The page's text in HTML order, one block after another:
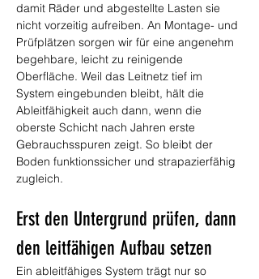
damit Räder und abgestellte Lasten sie
nicht vorzeitig aufreiben. An Montage- und
Prüfplätzen sorgen wir für eine angenehm
begehbare, leicht zu reinigende
Oberfläche. Weil das Leitnetz tief im
System eingebunden bleibt, hält die
Ableitfähigkeit auch dann, wenn die
oberste Schicht nach Jahren erste
Gebrauchsspuren zeigt. So bleibt der
Boden funktionssicher und strapazierfähig
zugleich.
Erst den Untergrund prüfen, dann
den leitfähigen Aufbau setzen
Ein ableitfähiges System trägt nur so